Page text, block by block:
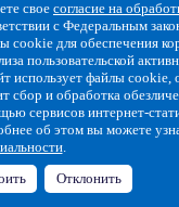
свое согласие на
с Федеральным
для обеспечения
пользовательской
использует файлы cookie,
сбор и обработка
сервисов интернет-
об этом вы можете
.
Отклонить